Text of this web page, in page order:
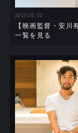
2017.08.02
【映画監督・安川
一覧を見る